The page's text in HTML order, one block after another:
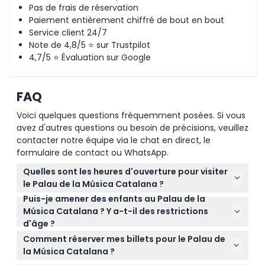
Pas de frais de réservation
Paiement entièrement chiffré de bout en bout
Service client 24/7
Note de 4,8/5 ⭐ sur Trustpilot
4,7/5 ⭐ Évaluation sur Google
FAQ
Voici quelques questions fréquemment posées. Si vous
avez d'autres questions ou besoin de précisions, veuillez
contacter notre équipe via le chat en direct, le
formulaire de contact ou WhatsApp.
Quelles sont les heures d'ouverture pour visiter
le Palau de la Música Catalana ?
Les visites avec audio-guide sont disponibles tous
les jours de 9h00 à 18h00, et les visites autonomes
avec une brochure de 9h00 à 17h00, chacune
durant environ 50 minutes (sous réserve de
modifications – veuillez confirmer au moment de
Puis-je amener des enfants au Palau de la
Música Catalana ? Y a-t-il des restrictions
d'âge ?
Les enfants de 0 à 9 ans entrent gratuitement
mais doivent être accompagnés d'un adulte
Comment réserver mes billets pour le Palau de
la Música Catalana ?